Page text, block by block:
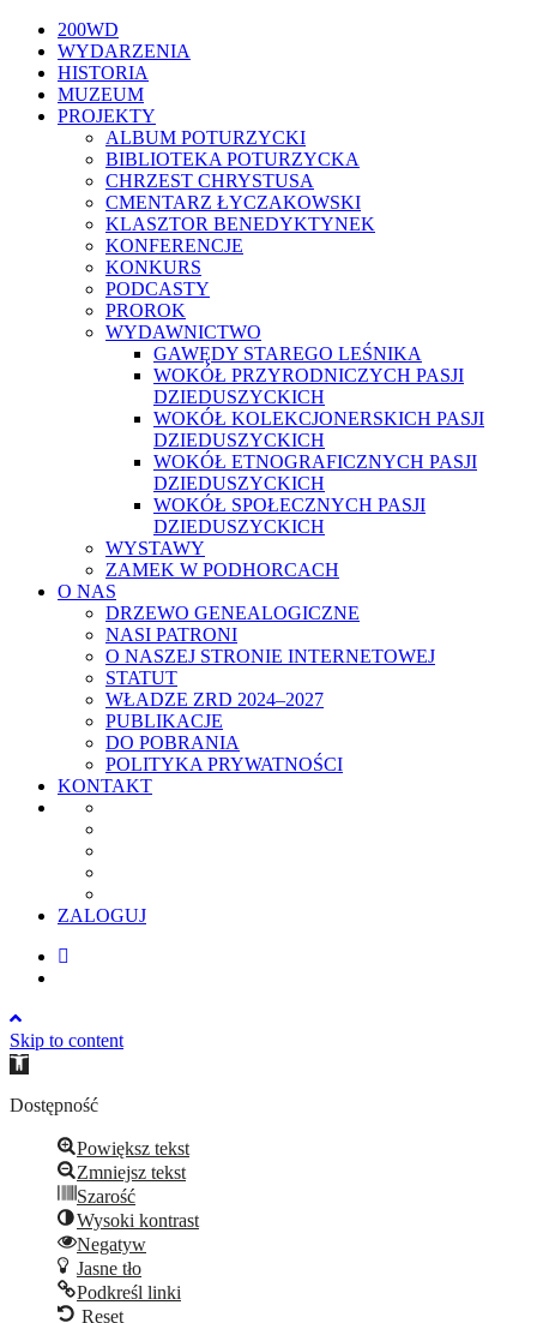
Close
Menu
200WD
WYDARZENIA
HISTORIA
MUZEUM
PROJEKTY
ALBUM POTURZYCKI
BIBLIOTEKA POTURZYCKA
CHRZEST CHRYSTUSA
CMENTARZ ŁYCZAKOWSKI
KLASZTOR BENEDYKTYNEK
KONFERENCJE
KONKURS
PODCASTY
PROROK
WYDAWNICTWO
GAWĘDY STAREGO LEŚNIKA
WOKÓŁ PRZYRODNICZYCH PASJI
DZIEDUSZYCKICH
WOKÓŁ KOLEKCJONERSKICH PASJI
DZIEDUSZYCKICH
WOKÓŁ ETNOGRAFICZNYCH PASJI
DZIEDUSZYCKICH
WOKÓŁ SPOŁECZNYCH PASJI
DZIEDUSZYCKICH
WYSTAWY
ZAMEK W PODHORCACH
O NAS
DRZEWO GENEALOGICZNE
NASI PATRONI
O NASZEJ STRONIE INTERNETOWEJ
STATUT
WŁADZE ZRD 2024–2027
PUBLIKACJE
DO POBRANIA
POLITYKA PRYWATNOŚCI
KONTAKT
ZALOGUJ
Skip to content
Open
Dostępność
Powiększ tekst
Zmniejsz tekst
Szarość
Wysoki kontrast
Negatyw
Jasne tło
Podkreśl linki
Reset